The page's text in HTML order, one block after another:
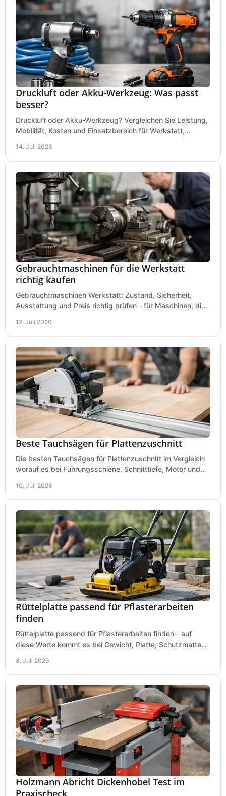
Druckluft oder Akku-Werkzeug: Was passt
besser?
Druckluft oder Akku-Werkzeug? Vergleichen Sie Leistung,
Mobilität, Kosten und Einsatzbereich für Werkstatt,
14. Juli 2026
Gebrauchtmaschinen für die Werkstatt
richtig kaufen
Gebrauchtmaschinen Werkstatt: Zustand, Sicherheit,
Ausstattung und Preis richtig prüfen - für Maschinen, die
12. Juli 2026
Beste Tauchsägen für Plattenzuschnitt
Die besten Tauchsägen für Plattenzuschnitt im Vergleich:
worauf es bei Führungsschiene, Schnitttiefe, Motor und
10. Juli 2026
Rüttelplatte passend für Pflasterarbeiten
finden
Rüttelplatte passend für Pflasterarbeiten finden - auf
diese Werte kommt es bei Gewicht, Platte, Schutzmatte
8. Juli 2026
Holzmann Abricht Dickenhobel Test im
Praxischeck